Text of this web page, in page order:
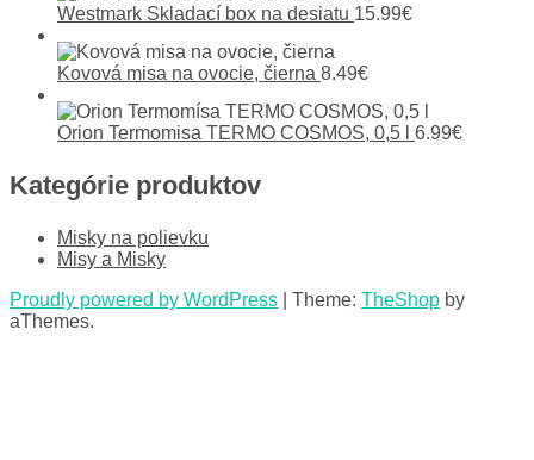
Westmark Skladací box na desiatu 15.99€
Kovová misa na ovocie, čierna 8.49€
Orion Termomisa TERMO COSMOS, 0,5 l 6.99€
Kategórie produktov
Misky na polievku
Misy a Misky
Proudly powered by WordPress
Theme: TheShop by
aThemes.